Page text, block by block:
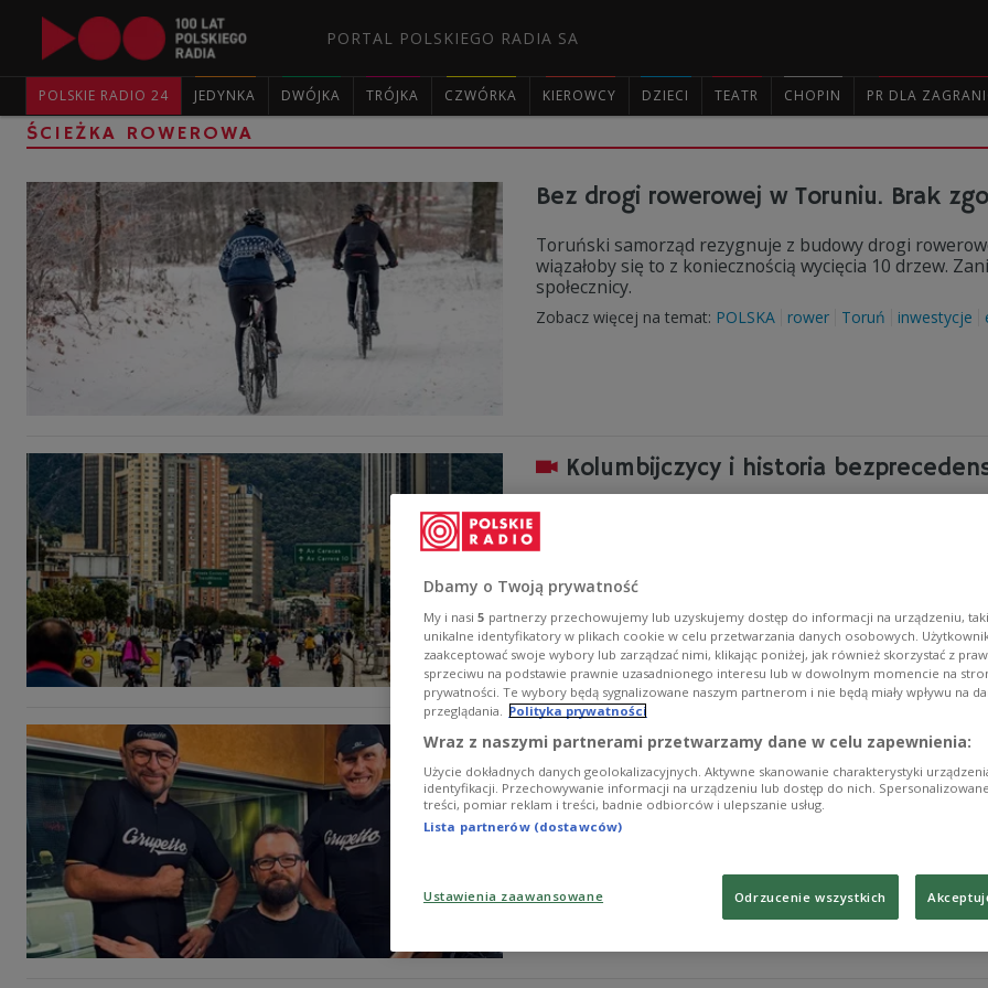
PORTAL POLSKIEGO RADIA SA
POLSKIE RADIO 24 JEDYNKA DWÓJKA TRÓJKA CZWÓRKA KIEROWCY DZIECI TEATR CHOPIN PR DLA
ŚCIEŻKA ROWEROWA
Bez drogi rowerowej w Toruniu. Brak
Toruński samorząd rezygnuje z budowy drogi
wiązałoby się to z koniecznością wycięcia 10 drzew.
społecznicy.
Zobacz więcej na temat: POLSKA rower Toruń inwestycje
Kolumbijczycy i historia
Kolumbia dla większości z nas kojarzy się z kawą,
ich codzienności są rowery. W "Audycji sportowej"
przedstawiła, w jaki sposób dwa kółka stały się
Zobacz więcej na temat:
Rowerem przez Polskę. Jak jeździć
- Pełnię różne role, jestem kierowcą, pieszym, ale też
Grupetto. - Rower daje mi wolność, szczęście,
podpowiadają, jak bezpiecznie jeździć na rowerze.
ruch drogowy
Dbamy o Twoją prywatność
My i nasi 5 partnerzy przechowujemy lub uzyskujemy dostęp do informacji na urządzeniu,
unikalne identyfikatory w plikach cookie w celu przetwarzania danych osobowych.
zaakceptować swoje wybory lub zarządzać nimi, klikając poniżej, jak również skorzystać z
sprzeciwu na podstawie prawnie uzasadnionego interesu lub w dowolnym momencie na
prywatności. Te wybory będą sygnalizowane naszym partnerom i nie będą miały wpływu na
przeglądania. Polityka prywatności
Wraz z naszymi partnerami przetwarzamy dane w celu zapewnienia:
Użycie dokładnych danych geolokalizacyjnych. Aktywne skanowanie charakterystyki
identyfikacji. Przechowywanie informacji na urządzeniu lub dostęp do nich.
treści, pomiar reklam i treści, badnie odbiorców i ulepszanie usług.
Lista partnerów (dostawców)
Ustawienia zaawansowane Odrzucenie wszystkich